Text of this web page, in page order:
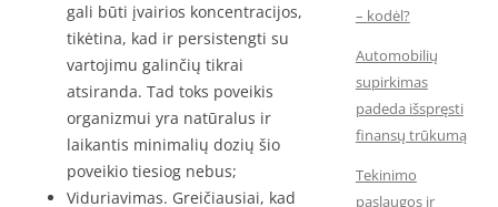
gali būti įvairios koncentracijos,
tikėtina, kad ir persistengti su
vartojimu galinčių tikrai
atsiranda. Tad toks poveikis
organizmui yra natūralus ir
laikantis minimalių dozių šio
poveikio tiesiog nebus;
Viduriavimas. Greičiausiai, kad
– kodėl?
Automobilių
supirkimas
padeda išspręsti
finansų trūkumą
Tekinimo
paslaugos ir